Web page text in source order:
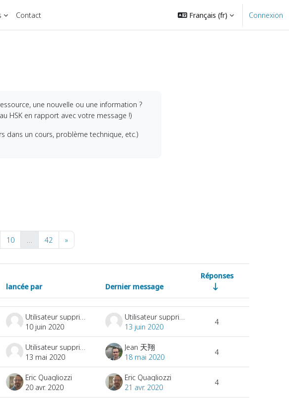
Contact Français ‎(fr)‎ Connexion
une nouvelle ou une information ?
HSK en rapport avec votre message !)
dans un cours, problème technique, etc.)
9
10Page 10 42Page 42
»Page suivante
lancée par Dernier message
Réponses
Actions
10 juin 2020
13 juin 2020
4
13 mai 2020
Jean 天翔
18 mai 2020
4
Eric Quagliozzi
20 avr. 2020
Eric Quagliozzi
21 avr. 2020
4